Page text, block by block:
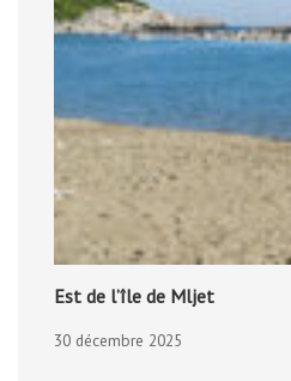
Est de l’île de Mljet
30 décembre 2025